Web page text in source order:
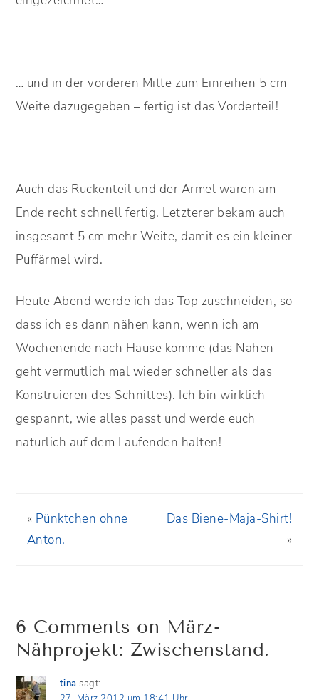
… und in der vorderen Mitte zum Einreihen 5 cm
Weite dazugegeben – fertig ist das Vorderteil!
Auch das Rückenteil und der Ärmel waren am
Ende recht schnell fertig. Letzterer bekam auch
insgesamt 5 cm mehr Weite, damit es ein kleiner
Puffärmel wird.
Heute Abend werde ich das Top zuschneiden, so
dass ich es dann nähen kann, wenn ich am
Wochenende nach Hause komme (das Nähen
geht vermutlich mal wieder schneller als das
Konstruieren des Schnittes). Ich bin wirklich
gespannt, wie alles passt und werde euch
natürlich auf dem Laufenden halten!
« Pünktchen ohne
Anton.
Das Biene-Maja-Shirt!
»
6 Comments on März-
Nähprojekt: Zwischenstand.
tina sagt: